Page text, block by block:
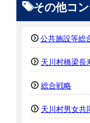
その他コ
公共施設等総
天川村橋梁長
総合戦略
天川村男女共